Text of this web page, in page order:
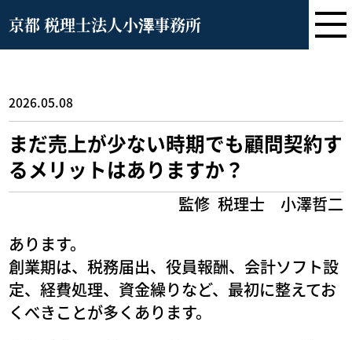
京都 税理士法人小澤事務所
2026.05.08
まだ売上が少ない時期でも顧問契約す
るメリットはありますか？
監修 税理士 小澤哲二
あります。
創業期は、税務届出、役員報酬、会計ソフト設
定、経費処理、資金繰りなど、最初に整えてお
くべきことが多くあります。